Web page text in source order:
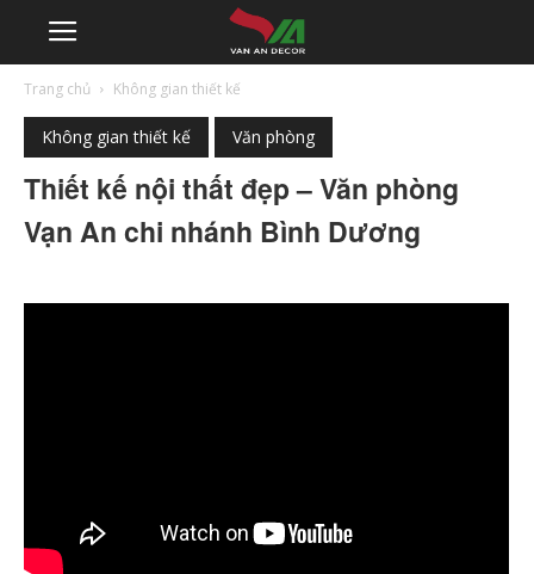
Trang chủ Không gian thiết kế
Không gian thiết kế Văn phòng
Thiết kế nội thất đẹp – Văn phòng
Vạn An chi nhánh Bình Dương